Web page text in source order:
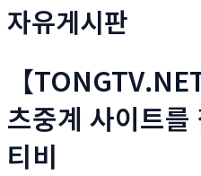
자유게시판
【
츠중계 사이트
티비